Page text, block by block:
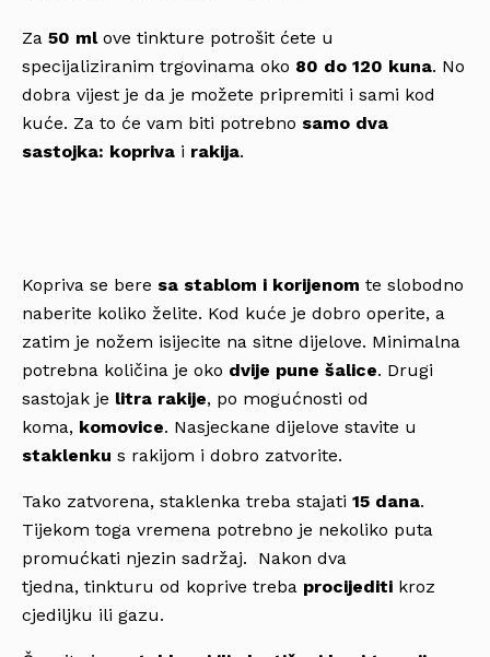
Za 50 mlove tinkture potrošit ćete u
specijaliziranim trgovinama oko 80 do 120 kuna. No
dobra vijest je da je možete pripremiti i sami kod
kuće. Za to će vam biti potrebno samo dva
sastojka: kopriva i rakija.
Kopriva se bere sa stablom i korijenom te slobodno
naberite koliko želite. Kod kuće je dobro operite, a
zatim je nožem isijecite na sitne dijelove. Minimalna
potrebna količina je oko dvije pune šalice. Drugi
sastojak je litra rakije, po mogućnosti od
koma, komovice. Nasjeckane dijelove stavite u
staklenku s rakijom i dobro zatvorite.
Tako zatvorena, staklenka treba stajati 15 dana.
Tijekom toga vremena potrebno je nekoliko puta
promućkati njezin sadržaj. Nakon dva
tjedna, tinkturu od koprive treba procijediti kroz
cjediljku ili gazu.